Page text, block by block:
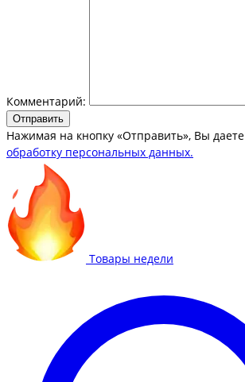
Комментарий:
Отправить
Нажимая на кнопку «Отправить», Вы даете
обработку персональных данных.
Товары недели